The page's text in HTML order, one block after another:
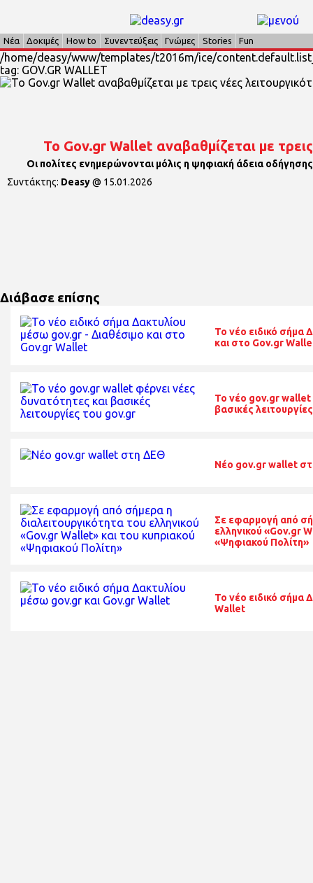
Νέα Δοκιμές How to Συνεντεύξεις Γνώμες Stories Fun
/home/deasy/www/templates/t2016m/ice/
tag: GOV.GR WALLET
Το Gov.gr Wallet αναβαθμίζεται με
Οι πολίτες ενημερώνονται μόλις η ψηφιακή άδεια
Συντάκτης: Deasy@ 15.01.2026
Διάβασε επίσης
Το νέο ειδικό σήμα
και στο Gov.gr
To νέο gov.gr wallet
βασικές
Nέο gov.gr wallet
Σε εφαρμογή από
ελληνικού «Gov.gr
«Ψηφιακού Πολίτη»
To νέο ειδικό σήμα
Wallet